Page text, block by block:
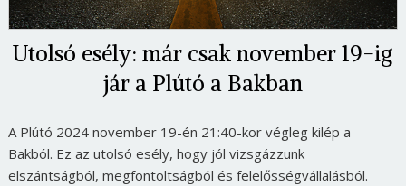
Utolsó esély: már csak november 19-ig
jár a Plútó a Bakban
A Plútó 2024 november 19-én 21:40-kor végleg kilép a
Bakból. Ez az utolsó esély, hogy jól vizsgázzunk
elszántságból, megfontoltságból és felelősségvállalásból.